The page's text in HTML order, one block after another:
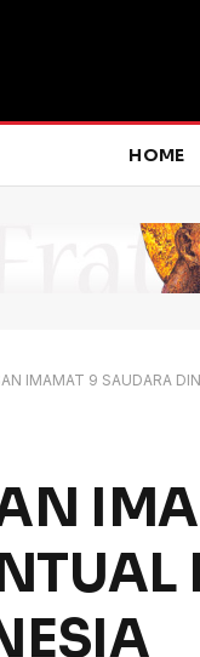
HOME
IMAMAT 9 SAUDARA